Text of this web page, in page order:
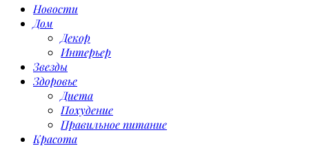
Новости
Дом
Декор
Интерьер
Звезды
Здоровье
Диета
Похудение
Правильное питание
Красота